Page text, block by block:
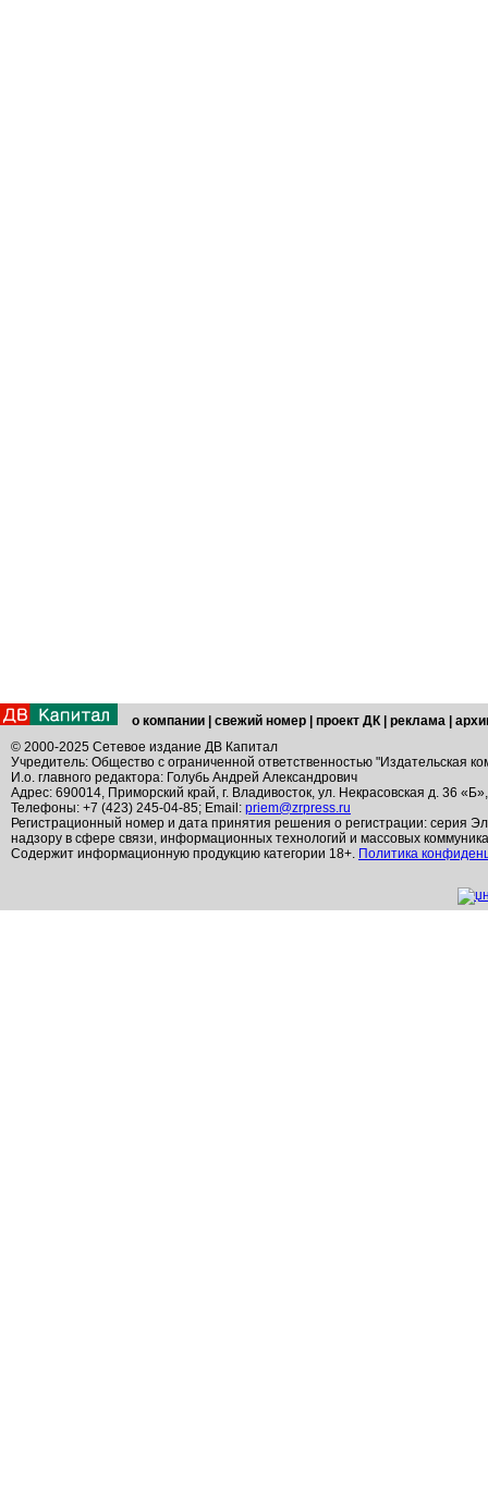
о компании свежий номер проект ДК реклама
© 2000-2025 Сетевое издание ДВ Капитал
Учредитель: Общество с ограниченной ответственностью "Издательская
И.о. главного редактора: Голубь Андрей Александрович
Адрес: 690014, Приморский край, г. Владивосток, ул. Некрасовская д. 36
Телефоны: +7 (423) 245-04-85; Email: priem@zrpress.ru
Регистрационный номер и дата принятия решения о регистрации: серия
надзору в сфере связи, информационных технологий и массовых
Содержит информационную продукцию категории 18+. Политика